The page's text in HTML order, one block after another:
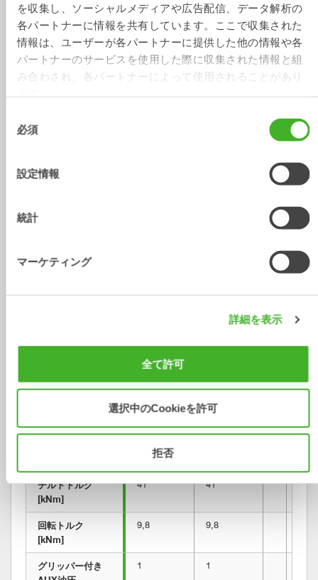
を収集し、ソーシャルメディアや広告配信、データ解析の
各パートナーに情報を共有しています。ここで収集された
情報は、ユーザーが各パートナーに提供した他の情報や各
パートナーのサービスを使用した際に収集された情報と組
み合わされ、各パートナーによって使用されることがあり
必須
設定情報
統計
マーケティング
詳細を表示
全て許可
選択中のCookieを許可
拒否
ェース
チルトローテータ
クイックカプラ
S60 SQ60
機械重量 [ton]
最大ブレークアウ
150 150
重量 から [kg]
[kg]
シリンダー幅
[mm]
高さ cylinder
469 469
の最大幅  [mm]
チルトトルク
[kNm]
41 41
回転トルク
[kNm]
9,8 9,8
グリッパー付き
1 1